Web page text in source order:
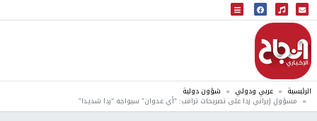
البث المباشر
إذاعة النجاح
الرئيسية عربي ودولي شؤون دولية
مسؤول إيراني ردا على تصريحات ترامب: "أي عدوان" سيواجه "ردا شديدا"